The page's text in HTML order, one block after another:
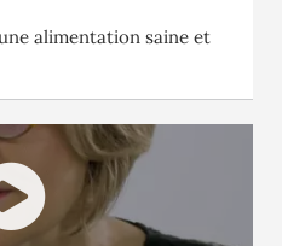
alimentation saine et